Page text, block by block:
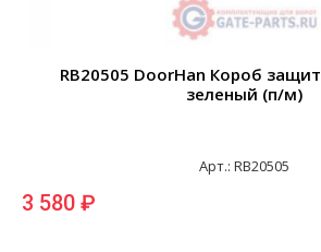
RB20505 DoorHan Короб
зеленый (п/м)
Арт.: RB20505
3 580 ₽